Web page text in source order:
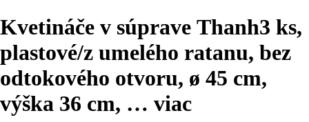
Kvetináče v súprave Thanh3 ks,
plastové/z umelého ratanu, bez
odtokového otvoru, ø 45 cm,
výška 36 cm, … viac